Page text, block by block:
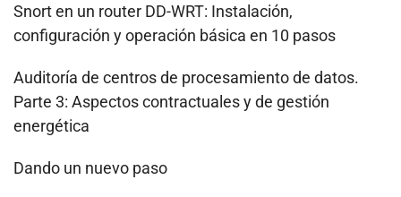
Snort en un router DD-WRT: Instalación,
configuración y operación básica en 10 pasos
Auditoría de centros de procesamiento de datos.
Parte 3: Aspectos contractuales y de gestión
energética
Dando un nuevo paso